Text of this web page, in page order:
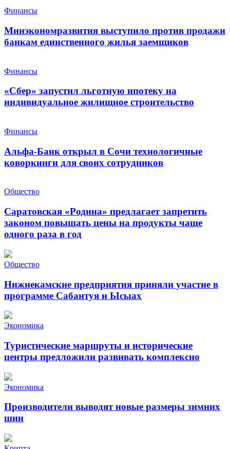
Финансы
Минэкономразвития выступило против продажи
банкам единственного жилья заемщиков
Финансы
«Сбер» запустил льготную ипотеку на
индивидуальное жилищное строительство
Финансы
Альфа-Банк открыл в Сочи технологичные
коворкинги для своих сотрудников
Общество
Саратовская «Родина» предлагает запретить
законом повышать цены на продукты чаще
одного раза в год
Общество
Нижнекамские предприятия приняли участие в
программе Сабантуя и Ысыах
Экономика
Туристические маршруты и исторические
центры предложили развивать комплексно
Экономика
Производители выводят новые размеры зимних
шин